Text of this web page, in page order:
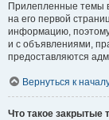
Прилепленные темы
на его первой
информацию,
и с объявлениями,
предоставляются
Вернуться к
Что такое закрытые